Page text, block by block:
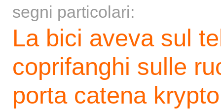
segni particolari:
La bici aveva sul
coprifanghi sulle
porta catena